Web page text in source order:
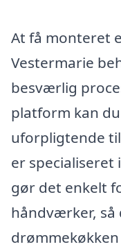
At få monteret
Vestermarie
besværlig
platform kan
uforpligtende
er specialiseret
gør det enkelt
håndværker, så